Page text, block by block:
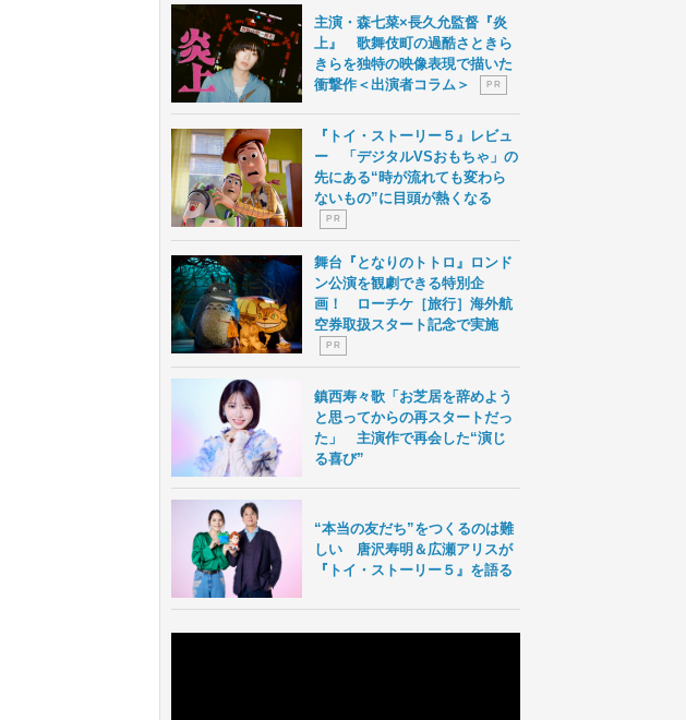
主演・森七菜×長久允監督『炎
上』 歌舞伎町の過酷さときら
きらを独特の映像表現で描いた
衝撃作＜出演者コラム＞
P R
『トイ・ストーリー５』レビュ
ー 「デジタルVSおもちゃ」の
先にある“時が流れても変わら
ないもの”に目頭が熱くなる
P R
舞台『となりのトトロ』ロンド
ン公演を観劇できる特別企
画！ ローチケ［旅行］海外航
空券取扱スタート記念で実施
P R
鎮西寿々歌「お芝居を辞めよう
と思ってからの再スタートだっ
た」 主演作で再会した“演じ
る喜び”
“本当の友だち”をつくるのは難
しい 唐沢寿明＆広瀬アリスが
『トイ・ストーリー５』を語る